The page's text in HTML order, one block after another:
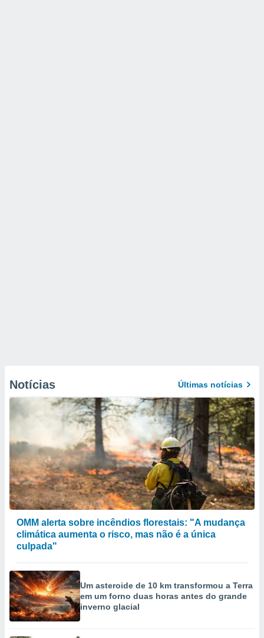
Notícias Últimas notícias
OMM alerta sobre incêndios florestais: "A mudança
climática aumenta o risco, mas não é a única
culpada"
Um asteroide de 10 km transformou a Terra
em um forno duas horas antes do grande
inverno glacial